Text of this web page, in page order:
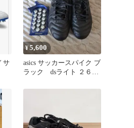
サ
¥5,600
asics サッカースパイク ブ
ラック dsライト ２６